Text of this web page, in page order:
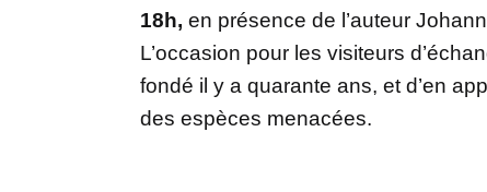
18h, en présence de l’auteur
L’occasion pour les visiteurs
fondé il y a quarante ans, et d’en
des espèces menacées.